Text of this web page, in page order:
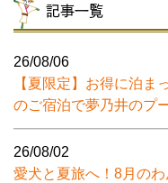
記事一覧
26/08/06
【夏限定】お得に泊ま
のご宿泊で夢乃井のプ
26/08/02
愛犬と夏旅へ！8月の